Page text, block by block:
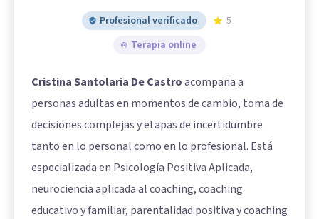
Profesional verificado
5
Terapia online
Cristina Santolaria De Castroacompaña a
personas adultas en momentos de cambio, toma de
decisiones complejas y etapas de incertidumbre
tanto en lo personal como en lo profesional. Está
especializada en Psicología Positiva Aplicada,
neurociencia aplicada al coaching, coaching
educativo y familiar, parentalidad positiva y coaching